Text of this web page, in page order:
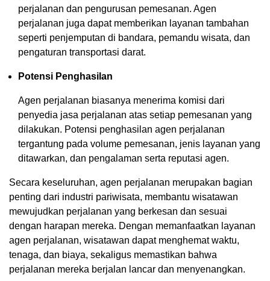
perjalanan dan pengurusan pemesanan. Agen
perjalanan juga dapat memberikan layanan tambahan
seperti penjemputan di bandara, pemandu wisata, dan
pengaturan transportasi darat.
Potensi Penghasilan
Agen perjalanan biasanya menerima komisi dari
penyedia jasa perjalanan atas setiap pemesanan yang
dilakukan. Potensi penghasilan agen perjalanan
tergantung pada volume pemesanan, jenis layanan yang
ditawarkan, dan pengalaman serta reputasi agen.
Secara keseluruhan, agen perjalanan merupakan bagian
penting dari industri pariwisata, membantu wisatawan
mewujudkan perjalanan yang berkesan dan sesuai
dengan harapan mereka. Dengan memanfaatkan layanan
agen perjalanan, wisatawan dapat menghemat waktu,
tenaga, dan biaya, sekaligus memastikan bahwa
perjalanan mereka berjalan lancar dan menyenangkan.